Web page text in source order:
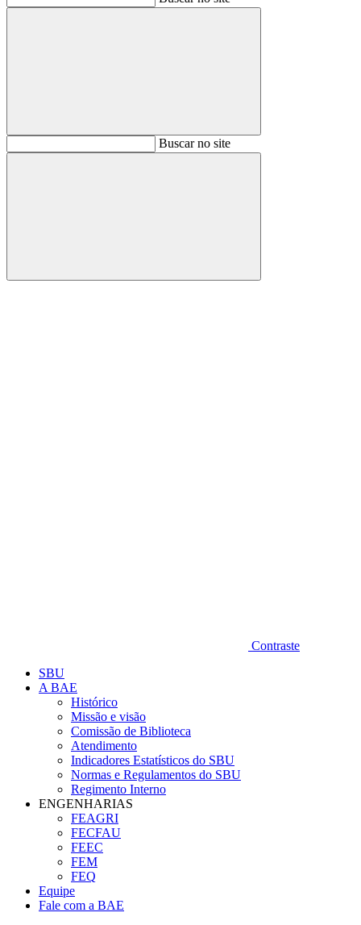
BuscarBuscar no site
Buscar
Contraste
SBU
A BAE
Histórico
Missão e visão
Comissão de Biblioteca
Atendimento
Indicadores Estatísticos do SBU
Normas e Regulamentos do SBU
Regimento Interno
ENGENHARIAS
FEAGRI
FECFAU
FEEC
FEM
FEQ
Equipe
Fale com a BAE